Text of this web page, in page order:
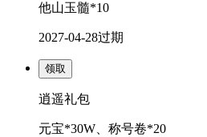
他山玉髓*10
2027-04-28过期
领取
逍遥礼包
元宝*30W、称号卷*20